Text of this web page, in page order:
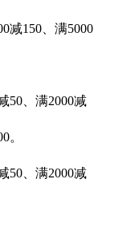
减150、满5000
50、满2000减
。
50、满2000减